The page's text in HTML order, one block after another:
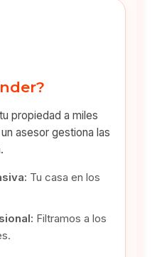
propiedad a miles
asesor gestiona las
Tu casa en los
Filtramos a los